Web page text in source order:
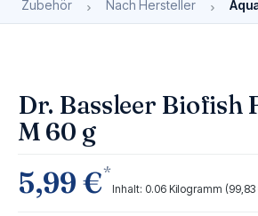
Zubehör Nach Hersteller
Dr. Bassleer Biofish
M 60 g
5,99 €*
Inhalt: 0.06 Kilogramm